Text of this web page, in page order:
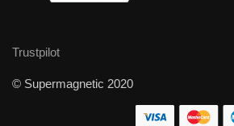
Trustpilot
© Supermagnetic 2020